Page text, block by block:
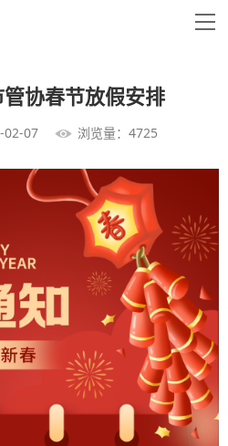
协春节放假安排
02-07 浏览量：4725